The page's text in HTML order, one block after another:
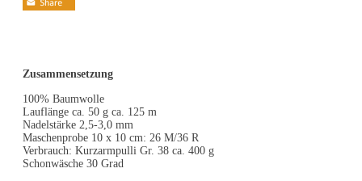
Zusammensetzung
100% Baumwolle
Lauflänge ca. 50 g ca. 125 m
Nadelstärke 2,5-3,0 mm
Maschenprobe 10 x 10 cm: 26 M/36 R
Verbrauch: Kurzarmpulli Gr. 38 ca. 400 g
Schonwäsche 30 Grad